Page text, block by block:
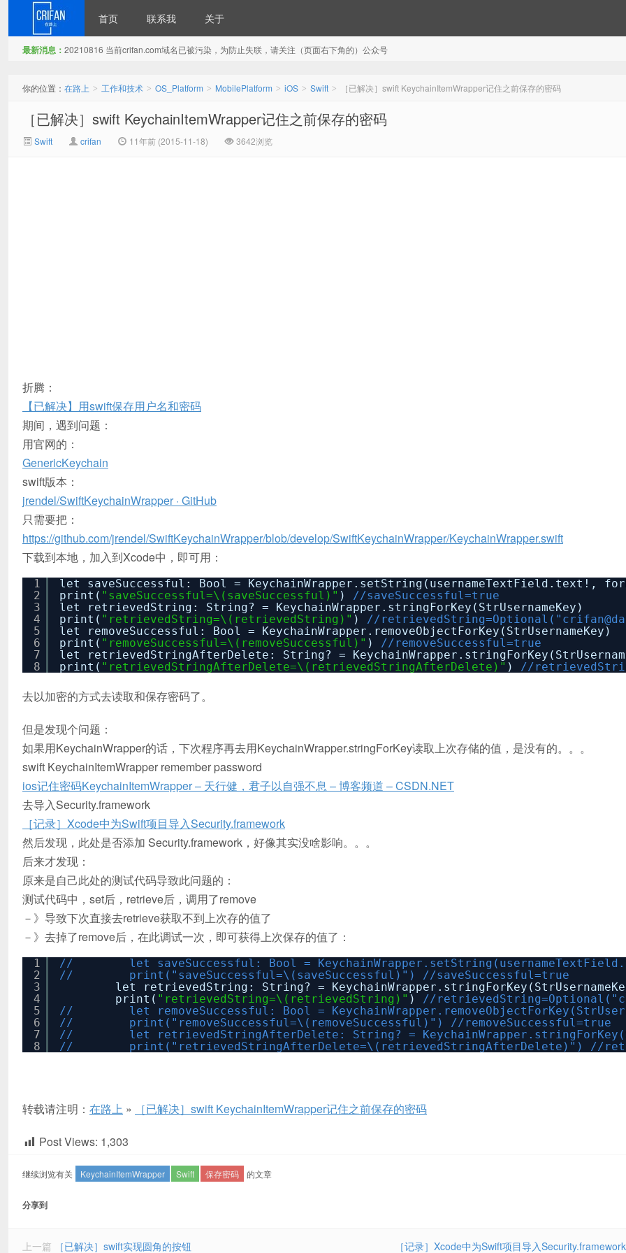
首页 联系我 关于
最新消息： 20210816 当前crifan.com域名已被污染，为防止失联，请关注（页面右下角的）公众号
你的位置： 在路上 > 工作和技术 > OS_Platform > MobilePlatform > iOS > Swift > ［已解决］swift KeychainItemWrapper记住之前保存的密码
［已解决］swift KeychainItemWrapper记住之前保存的密码
Swift crifan 11年前 (2015-11-18) 3642浏览
折腾：
【已解决】用swift保存用户名和密码
期间，遇到问题：
用官网的：
GenericKeychain
swift版本：
jrendel/SwiftKeychainWrapper · GitHub
只需要把：
https://github.com/jrendel/SwiftKeychainWrapper/blob/develop/SwiftKeychainWrapper/KeychainWrapper.swift
下载到本地，加入到Xcode中，即可用：
1
2
3
4
5
6
7
8
let saveSuccessful: Bool = KeychainWrapper.setString(usernameTextField.text!,
print( "saveSuccessful=\(saveSuccessful)" ) //saveSuccessful=true
let retrievedString: String? = KeychainWrapper.stringForKey(StrUsernameKey)
print( "retrievedString=\(retrievedString)" ) //
let removeSuccessful: Bool = KeychainWrapper.removeObjectForKey(StrUsernameKey)
print( "removeSuccessful=\(removeSuccessful)" ) //removeSuccessful=true
let retrievedStringAfterDelete: String? =
print( "retrievedStringAfterDelete=\(retrievedStringAfterDelete)" ) //
去以加密的方式去读取和保存密码了。
但是发现个问题：
如果用KeychainWrapper的话，下次程序再去用KeychainWrapper.stringForKey读取上次存储的值，是没有的。。。
swift KeychainItemWrapper remember password
ios记住密码KeychainItemWrapper – 天行健，君子以自强不息 – 博客频道 – CSDN.NET
去导入Security.framework
［记录］Xcode中为Swift项目导入Security.framework
然后发现，此处是否添加 Security.framework，好像其实没啥影响。。。
后来才发现：
原来是自己此处的测试代码导致此问题的：
测试代码中，set后，retrieve后，调用了remove
－》导致下次直接去retrieve获取不到上次存的值了
－》去掉了remove后，在此调试一次，即可获得上次保存的值了：
1
2
3
4
5
6
7
8
// let saveSuccessful: Bool =
// print("saveSuccessful=\(saveSuccessful)") //saveSuccessful=true
let retrievedString: String? =
print( "retrievedString=\(retrievedString)" ) //
// let removeSuccessful: Bool =
// print("removeSuccessful=\(removeSuccessful)") //removeSuccessful=true
// let retrievedStringAfterDelete: String? =
// print("retrievedStringAfterDelete=\(retrievedStringAfterDelete)") //
转载请注明： 在路上 » ［已解决］swift KeychainItemWrapper记住之前保存的密码
Post Views: 1,303
继续浏览有关 KeychainItemWrapper Swift 保存密码 的文章
分享到
上一篇 ［已解决］swift实现圆角的按钮 ［记录］Xcode中为Swift项目导入Security.framework